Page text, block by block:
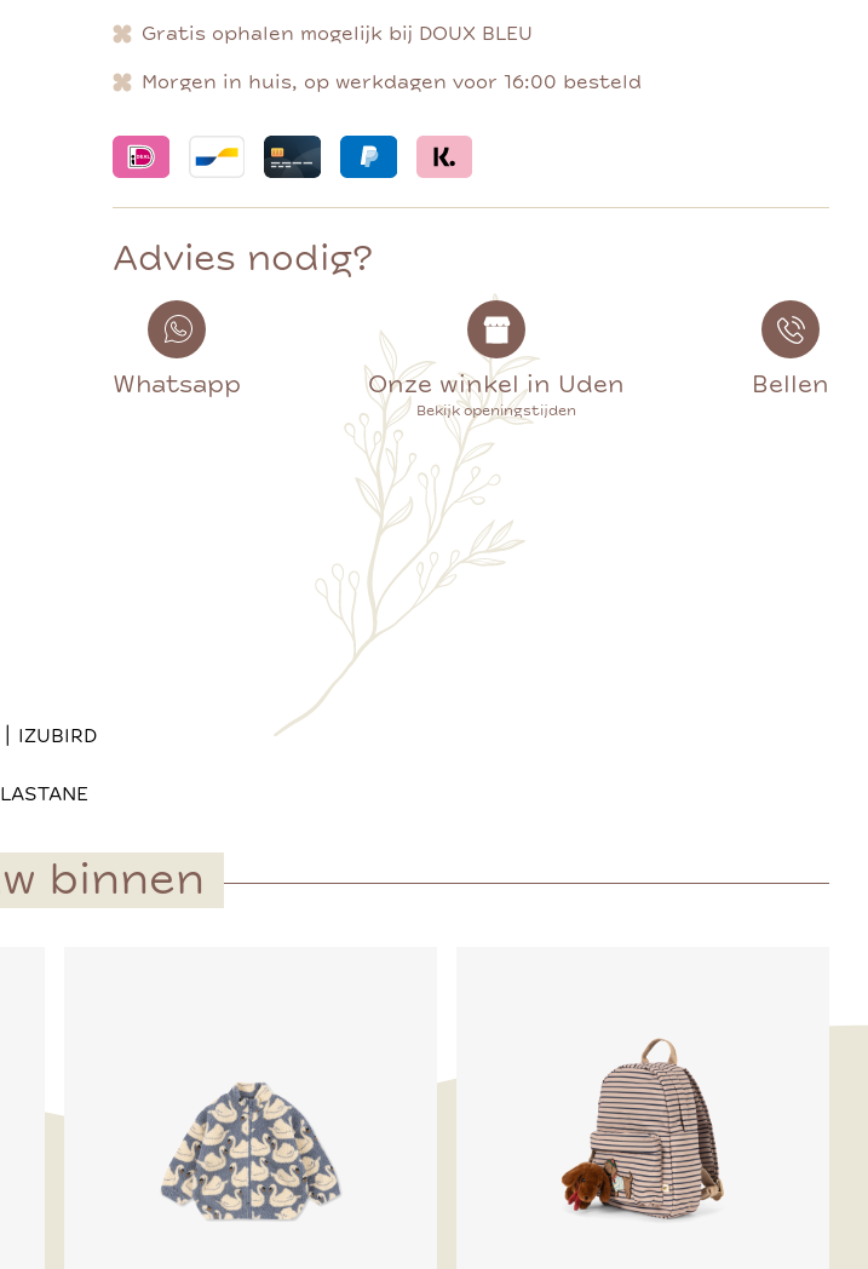
Gratis ophalen mogelijk bij DOUX BLEU
Morgen in huis, op werkdagen voor 16:00 besteld
Advies nodig?
Whatsapp Onze winkel in Uden
Bekijk openingstijden
Bellen
IZUBIRD
binnen